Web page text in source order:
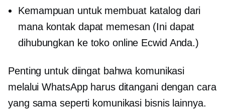
Kemampuan untuk membuat katalog dari
mana kontak dapat memesan (Ini dapat
dihubungkan ke toko online Ecwid Anda.)
Penting untuk diingat bahwa komunikasi
melalui WhatsApp harus ditangani dengan cara
yang sama seperti komunikasi bisnis lainnya.